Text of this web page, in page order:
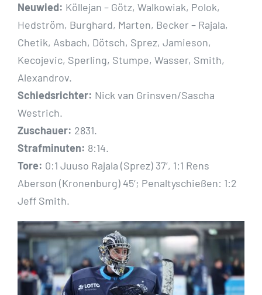
Neuwied: Köllejan – Götz, Walkowiak, Polok,
Hedström, Burghard, Marten, Becker – Rajala,
Chetik, Asbach, Dötsch, Sprez, Jamieson,
Kecojevic, Sperling, Stumpe, Wasser, Smith,
Alexandrov.
Schiedsrichter: Nick van Grinsven/Sascha
Westrich.
Zuschauer: 2831.
Strafminuten: 8:14.
Tore: 0:1 Juuso Rajala (Sprez) 37‘, 1:1 Rens
Aberson (Kronenburg) 45‘; Penaltyschießen: 1:2
Jeff Smith.